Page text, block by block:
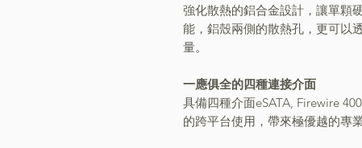
強化散熱的鋁合金設計，讓單顆
能，鋁殼兩側的散熱孔，更可以
量。
一應俱全的四種連接介面
具備四種介面eSATA, Firewire
的跨平台使用，帶來極優越的專業